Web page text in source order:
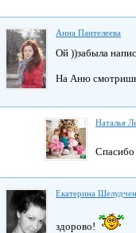
Анна Пантелеева
Ой ))забыла
На Аню смотришь
Наталья
Спасибо
Екатерина
здорово!